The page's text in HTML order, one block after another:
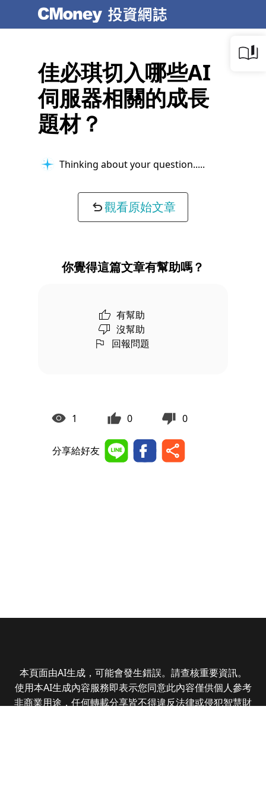
佳必琪切入哪些AI
伺服器相關的成長
題材？
Thinking about your question...
觀看原始文章
你覺得這篇文章有幫助嗎？
有幫助
沒幫助
回報問題
1 0 0
分享給好友
本頁面由AI生成，可能會發生錯誤。請查核重要資訊。
使用本AI生成內容服務即表示您同意此內容僅供個人參考
非商業用途，任何轉載分享皆不得違反法律或侵犯智慧財